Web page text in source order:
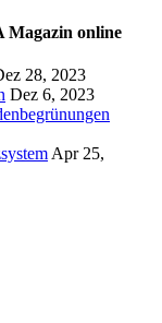
Magazin online
28, 2023
Dez 6, 2023
Apr 25,